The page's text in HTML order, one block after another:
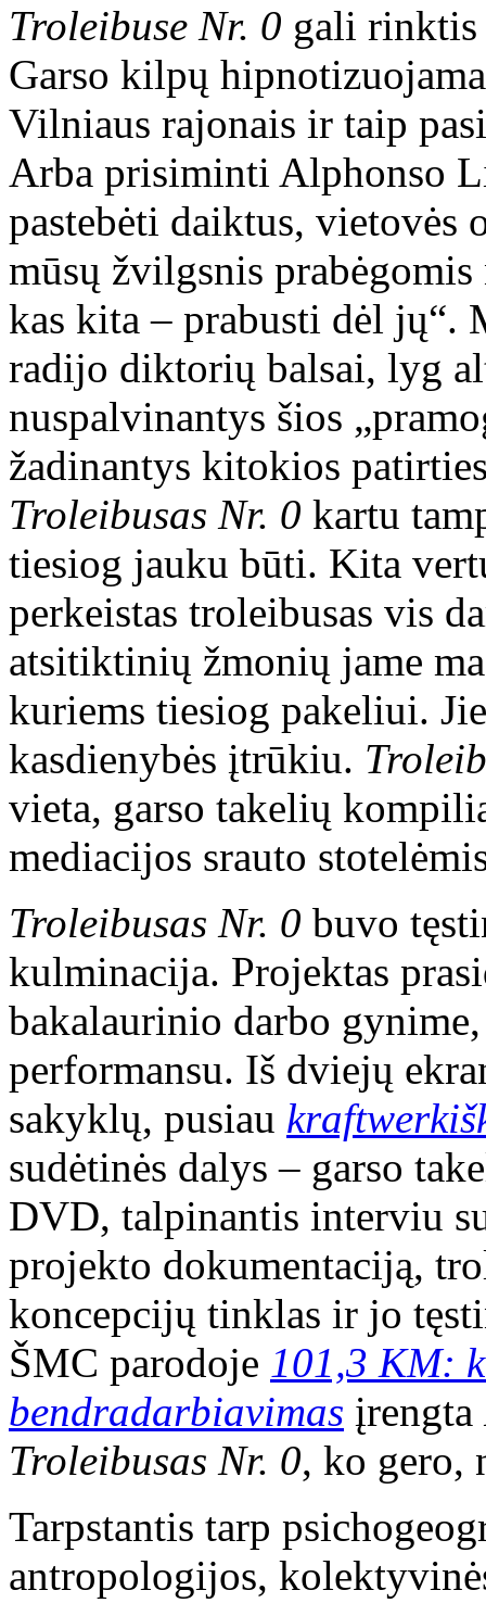
Troleibuse Nr. 0 gali rinktis
Garso kilpų
Vilniaus rajonais ir taip
Arba prisiminti Alphonso
pastebėti daiktus, vietovės
mūsų žvilgsnis
kas kita – prabusti dėl jų“.
radijo diktorių balsai, lyg
nuspalvinantys šios
žadinantys kitokios
Troleibusas Nr. 0 kartu
tiesiog jauku būti. Kita
perkeistas troleibusas vis
atsitiktinių žmonių jame
kuriems tiesiog pakeliui.
kasdienybės įtrūkiu.
vieta, garso takelių
mediacijos srauto
Troleibusas Nr. 0 buvo
kulminacija. Projektas
bakalaurinio darbo
performansu. Iš dviejų
sakyklų, pusiau
sudėtinės dalys – garso
DVD, talpinantis interviu
projekto dokumentaciją,
koncepcijų tinklas ir jo
ŠMC parodoje 101,3 KM:
bendradarbiavimas įrengta
Troleibusas Nr. 0, ko gero,
Tarpstantis tarp
antropologijos,